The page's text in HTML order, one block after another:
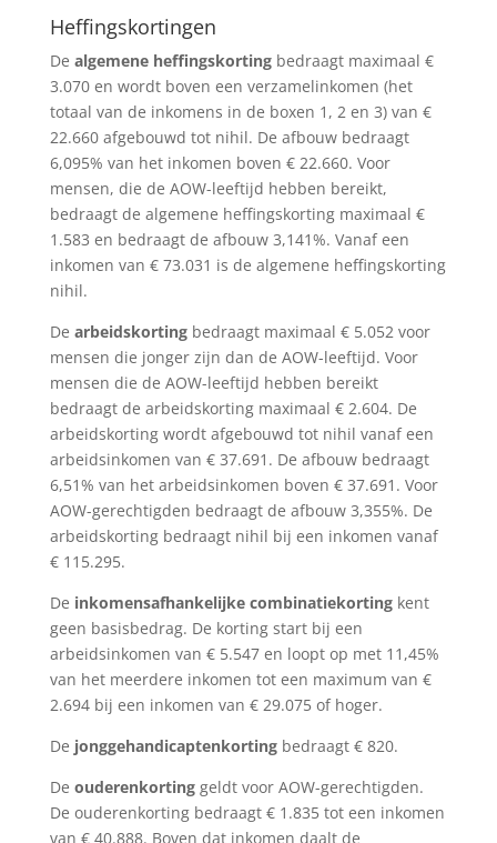
Heffingskortingen
De algemene heffingskorting bedraagt maximaal €
3.070 en wordt boven een verzamelinkomen (het
totaal van de inkomens in de boxen 1, 2 en 3) van €
22.660 afgebouwd tot nihil. De afbouw bedraagt
6,095% van het inkomen boven € 22.660. Voor
mensen, die de AOW-leeftijd hebben bereikt,
bedraagt de algemene heffingskorting maximaal €
1.583 en bedraagt de afbouw 3,141%. Vanaf een
inkomen van € 73.031 is de algemene heffingskorting
nihil.
De arbeidskortingbedraagt maximaal € 5.052 voor
mensen die jonger zijn dan de AOW-leeftijd. Voor
mensen die de AOW-leeftijd hebben bereikt
bedraagt de arbeidskorting maximaal € 2.604. De
arbeidskorting wordt afgebouwd tot nihil vanaf een
arbeidsinkomen van € 37.691. De afbouw bedraagt
6,51% van het arbeidsinkomen boven € 37.691. Voor
AOW-gerechtigden bedraagt de afbouw 3,355%. De
arbeidskorting bedraagt nihil bij een inkomen vanaf
€ 115.295.
De inkomensafhankelijke combinatiekorting kent
geen basisbedrag. De korting start bij een
arbeidsinkomen van € 5.547 en loopt op met 11,45%
van het meerdere inkomen tot een maximum van €
2.694 bij een inkomen van € 29.075 of hoger.
De jonggehandicaptenkortingbedraagt € 820.
De ouderenkortinggeldt voor AOW-gerechtigden.
De ouderenkorting bedraagt € 1.835 tot een inkomen
van € 40.888. Boven dat inkomen daalt de